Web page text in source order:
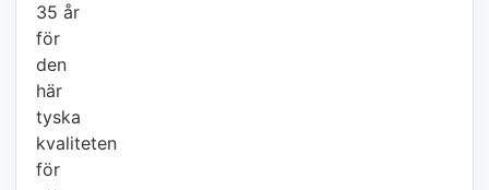
35 år
för
den
här
tyska
kvaliteten
för